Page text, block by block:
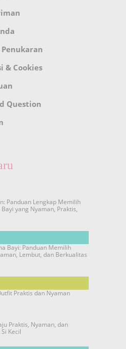
& Cookies
Question
Panduan Lengkap Memilih
yang Nyaman, Praktis,
Bayi: Panduan Memilih
Lembut, dan Berkualitas
Praktis dan Nyaman
Praktis, Nyaman, dan
Kecil